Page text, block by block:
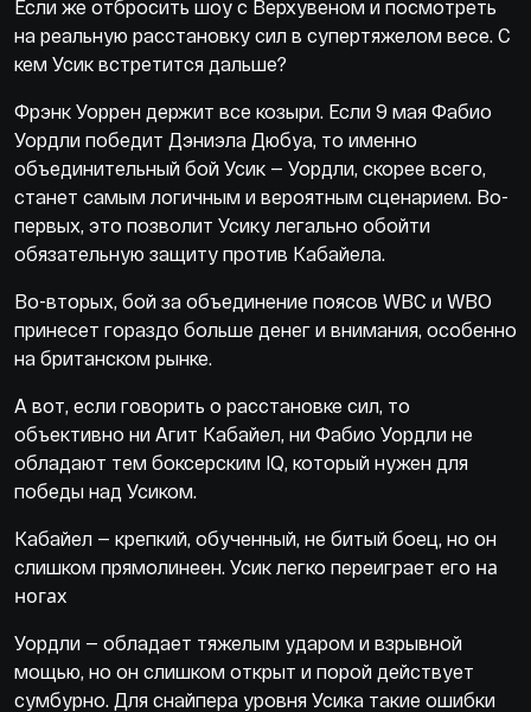
Если же отбросить шоу с Верхувеном и посмотреть
на реальную расстановку сил в супертяжелом весе. С
кем Усик встретится дальше?
Фрэнк Уоррен держит все козыри. Если 9 мая Фабио
Уордли победит Дэниэла Дюбуа, то именно
объединительный бой Усик — Уордли, скорее всего,
станет самым логичным и вероятным сценарием. Во-
первых, это позволит Усику легально обойти
обязательную защиту против Кабайела.
Во-вторых, бой за объединение поясов WBC и WBO
принесет гораздо больше денег и внимания, особенно
на британском рынке.
А вот, если говорить о расстановке сил, то
объективно ни Агит Кабайел, ни Фабио Уордли не
обладают тем боксерским IQ, который нужен для
победы над Усиком.
Кабайел — крепкий, обученный, не битый боец, но он
слишком прямолинеен. Усик легко переиграет его на
ногах
Уордли — обладает тяжелым ударом и взрывной
мощью, но он слишком открыт и порой действует
сумбурно. Для снайпера уровня Усика такие ошибки